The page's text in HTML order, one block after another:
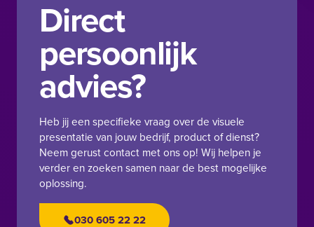
Direct
persoonlijk
advies?
Heb jij een specifieke vraag over de visuele
presentatie van jouw bedrijf, product of dienst?
Neem gerust contact met ons op! Wij helpen je
verder en zoeken samen naar de best mogelijke
oplossing.
030 605 22 22